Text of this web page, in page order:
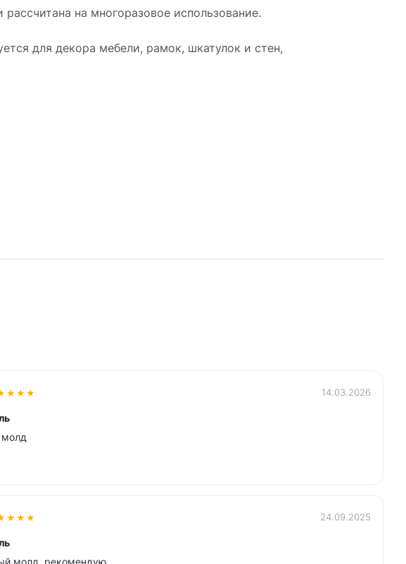
на многоразовое использование.
для декора мебели, рамок, шкатулок и стен,
★★★ 14.03.2026
★★★ 24.09.2025
молд, рекомендую